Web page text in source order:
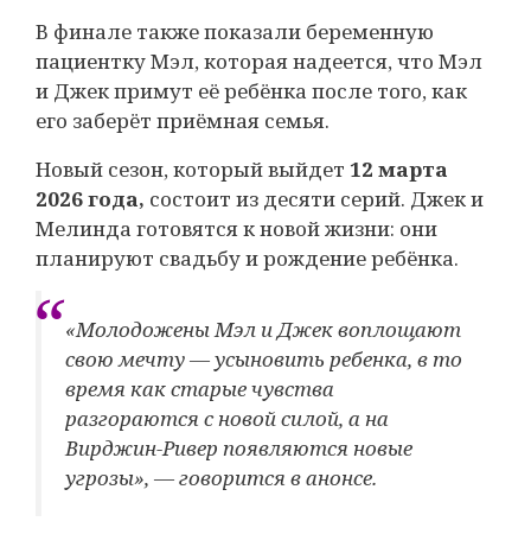
В финале также показали беременную
пациентку Мэл, которая надеется, что Мэл
и Джек примут её ребёнка после того, как
его заберёт приёмная семья.
Новый сезон, который выйдет 12 марта
2026 года, состоит из десяти серий. Джек и
Мелинда готовятся к новой жизни: они
планируют свадьбу и рождение ребёнка.
«Молодожены Мэл и Джек воплощают
свою мечту — усыновить ребенка, в то
время как старые чувства
разгораются с новой силой, а на
Вирджин-Ривер появляются новые
угрозы», — говорится в анонсе.